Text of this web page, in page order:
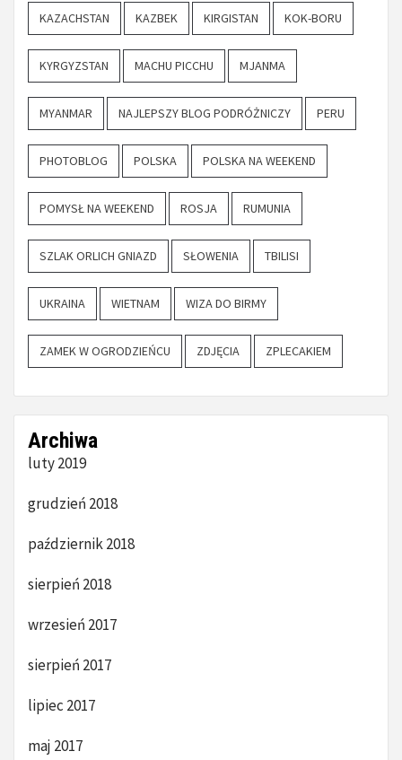
KAZACHSTAN KAZBEK KIRGISTAN KOK-BORU
KYRGYZSTAN MACHU PICCHU MJANMA
MYANMAR NAJLEPSZY BLOG PODRÓŻNICZY PERU
PHOTOBLOG POLSKA POLSKA NA WEEKEND
POMYSŁ NA WEEKEND ROSJA RUMUNIA
SZLAK ORLICH GNIAZD SŁOWENIA TBILISI
UKRAINA WIETNAM WIZA DO BIRMY
ZAMEK W OGRODZIEŃCU ZDJĘCIA ZPLECAKIEM
Archiwa
luty 2019
grudzień 2018
październik 2018
sierpień 2018
wrzesień 2017
sierpień 2017
lipiec 2017
maj 2017